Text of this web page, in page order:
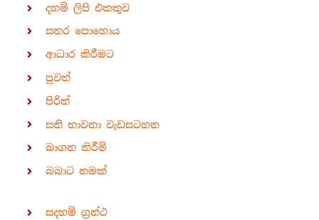
දහම් ලිපි එකතුව
සතර පොහොය
ආධාර කිරීමට
පුවත්
පිරිත්
සති භාවනා වැඩසටහන
බාගත කිරීම්
බබාට නමක්
සදහම් ග්‍රන්ථ